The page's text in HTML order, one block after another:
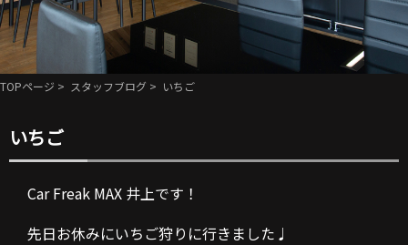
TOPページ > スタッフブログ > いちご
いちご
Car Freak MAX 井上です！
先日お休みにいちご狩りに行きました♩